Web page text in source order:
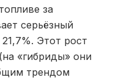
за
серьёзный
Этот рост
«гибриды» они
трендом